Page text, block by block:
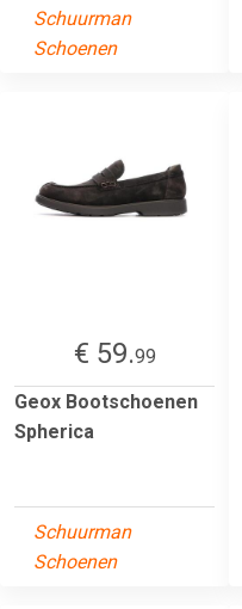
Schuurman
Schoenen
€ 59.99
Geox Bootschoenen
Spherica
Schuurman
Schoenen